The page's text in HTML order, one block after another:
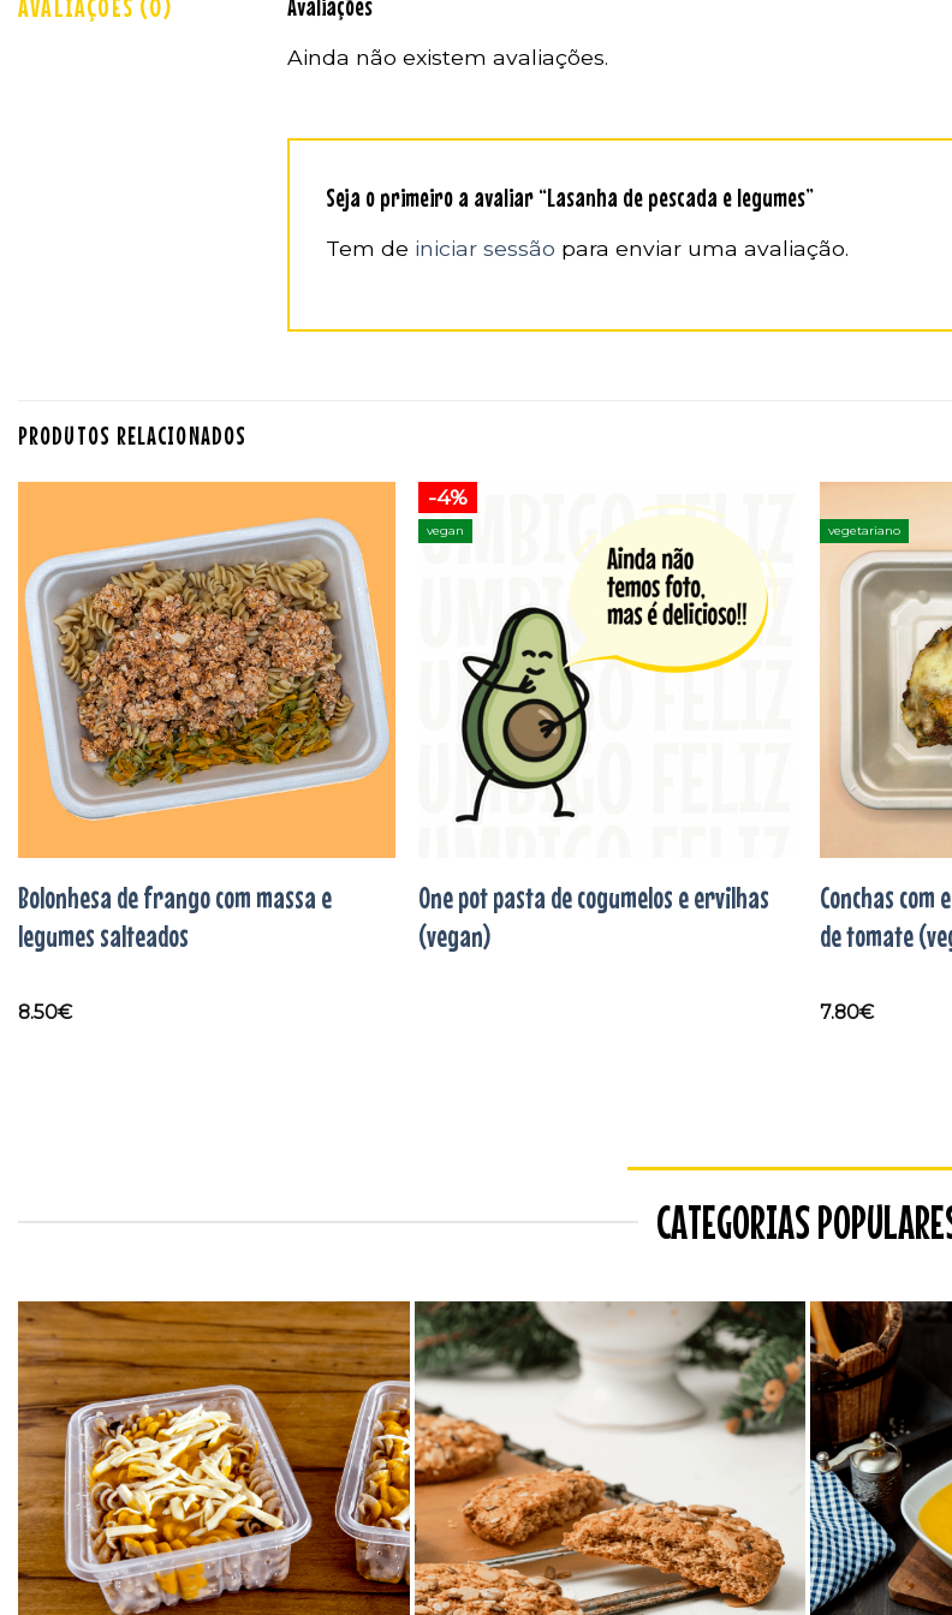
AVALIAÇÕES (0) Avaliações
Ainda não existem avaliações.
Seja o primeiro a avaliar “Lasanha de pescada e legumes”
Tem de iniciar sessão para enviar uma avaliação.
PRODUTOS RELACIONADOS
Adicionar
aos
favoritos
Bolonhesa de frango com massa e
legumes salteados
8.50€
vegan
-4%
Adicionar
favoritos
One pot pasta de cogumelos e ervilhas
(vegan)
vegetariano
Conchas
de tomate
7.80€
CATEGORIAS